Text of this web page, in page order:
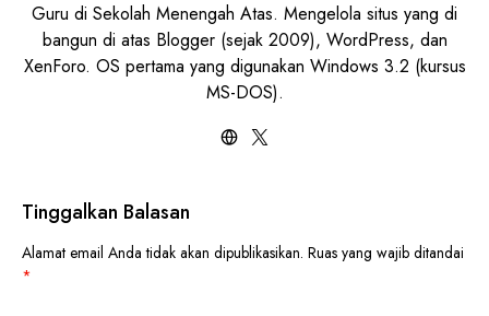
Guru di Sekolah Menengah Atas. Mengelola situs yang di
bangun di atas Blogger (sejak 2009), WordPress, dan
XenForo. OS pertama yang digunakan Windows 3.2 (kursus
MS-DOS).
Tinggalkan Balasan
Alamat email Anda tidak akan dipublikasikan. Ruas yang wajib ditandai
*